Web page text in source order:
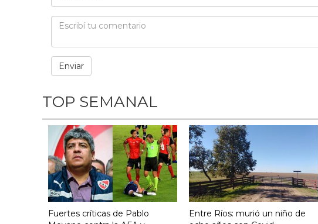
TOP SEMANAL
Fuertes críticas de Pablo
Entre Ríos: murió un niño de